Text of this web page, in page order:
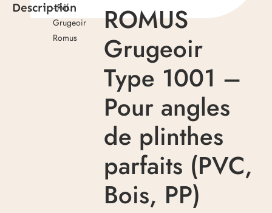
Description
- Réf.
Grugeoir
Romus
ROMUS
Grugeoir
Type 1001 –
Pour angles
de plinthes
parfaits (PVC,
Bois, PP)